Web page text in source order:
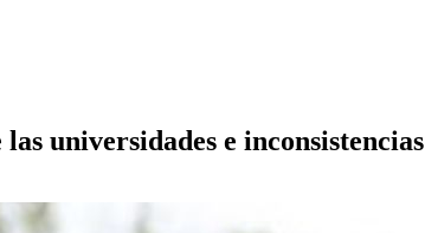
universidades e inconsistencias